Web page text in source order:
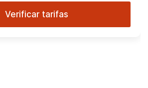
Verificar tarifas